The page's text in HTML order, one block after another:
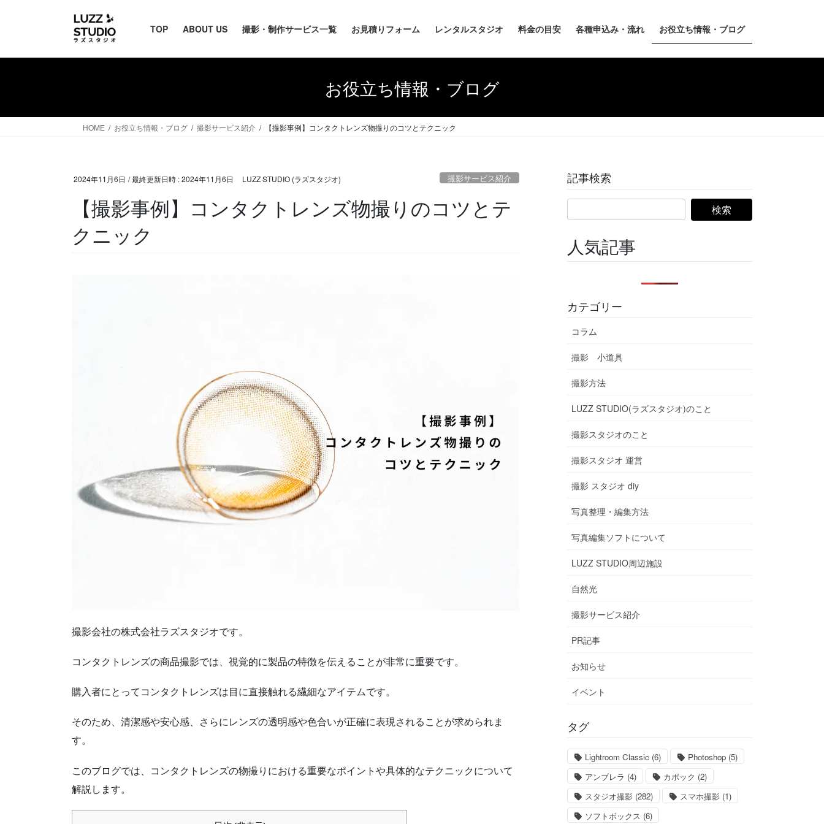
TOP ABOUT US 撮影・制作サービス一覧 お見積りフォーム レンタルスタジオ 料金の目安 各種申込み・流れ お役立ち情報・ブログ
お役立ち情報・ブログ
HOME お役立ち情報・ブログ 撮影サービス紹介 【撮影事例】コンタクトレンズ物撮りのコツとテクニック
2024年11月6日 / 最終更新日時 :2024年11月6日 LUZZ STUDIO (ラズスタジオ) 撮影サービス紹介
【撮影事例】コンタクトレンズ物撮りのコツとテ
クニック
撮影会社の株式会社ラズスタジオです。
コンタクトレンズの商品撮影では、視覚的に製品の特徴を伝えることが非常に重要です。
購入者にとってコンタクトレンズは目に直接触れる繊細なアイテムです。
そのため、清潔感や安心感、さらにレンズの透明感や色合いが正確に表現されることが求められま
す。
このブログでは、コンタクトレンズの物撮りにおける重要なポイントや具体的なテクニックについて
解説します。
記事検索
人気記事
カテゴリー
コラム
撮影 小道具
撮影方法
LUZZ STUDIO(ラズスタジオ)のこと
撮影スタジオのこと
撮影スタジオ 運営
撮影 スタジオ diy
写真整理・編集方法
写真編集ソフトについて
LUZZ STUDIO周辺施設
自然光
撮影サービス紹介
PR記事
お知らせ
イベント
タグ
Lightroom Classic (6) Photoshop (5)
アンブレラ (4) カポック (2)
スタジオ撮影 (282) スマホ撮影 (1)
ソフトボックス (6)